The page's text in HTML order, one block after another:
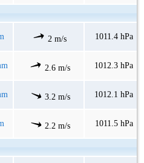
2 m/s 1011.4 hPa
2.6 m/s 1012.3 hPa
3.2 m/s 1012.1 hPa
2.2 m/s 1011.5 hPa